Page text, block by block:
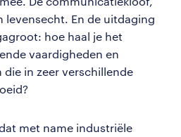
levensecht. En de uitdaging
hoe haal je het
vaardigheden en
in zeer verschillende
met name industriële